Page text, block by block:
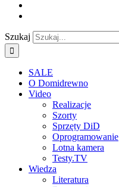
Szukaj
SALE
O Domidrewno
Video
Realizacje
Szorty
Sprzęty DiD
Oprogramowanie
Lotna kamera
Testy.TV
Wiedza
Literatura